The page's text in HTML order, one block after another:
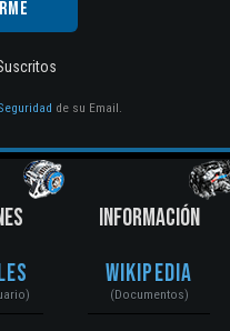
de su Email.
INFORMACIÓN
Wikipedia
(Documentos)